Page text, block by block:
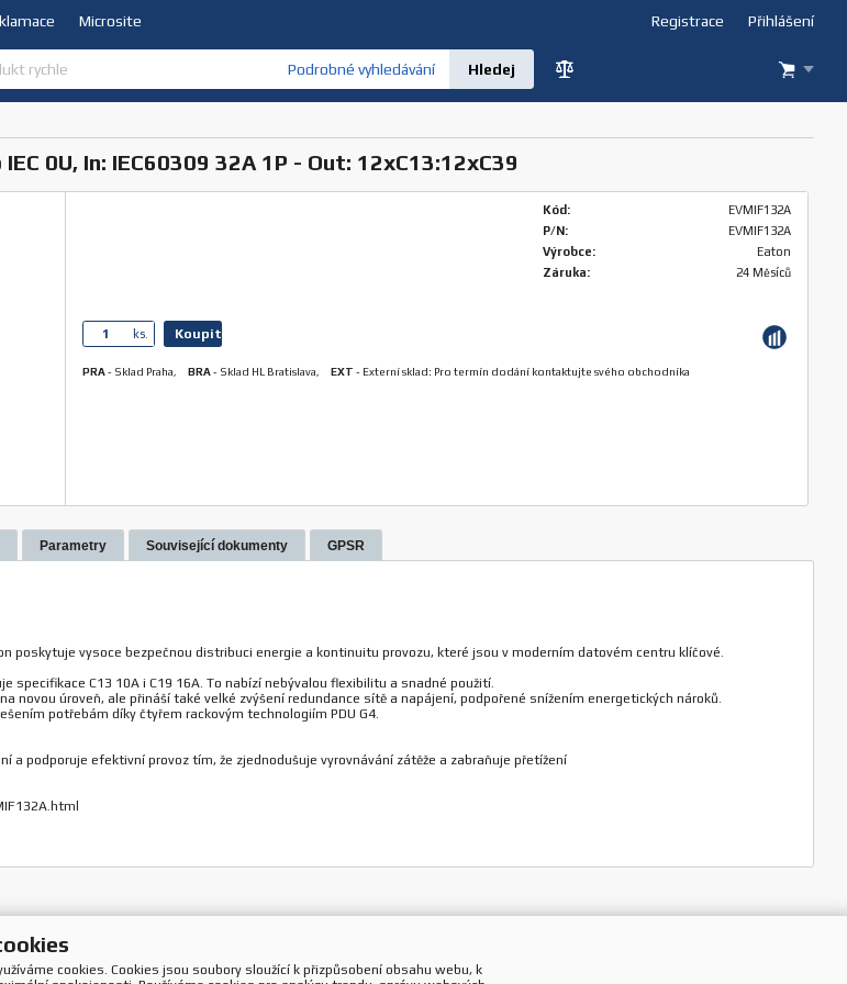
Microsite Přihlášení
Registrace
Podrobné vyhledávání
0U, In: IEC60309 32A 1P - Out: 12xC13:12xC39
Kód:
EVMIF132A
P/N:
EVMIF132A
Výrobce:
Eaton
Záruka:
24 Měsíců
ks. Koupit
PRA- Sklad Praha, BRA- Sklad HL Bratislava, EXT - Externí sklad: Pro termín dodání kontaktujte svého obchodníka
Parametry Související dokumenty GPSR
poskytuje vysoce bezpečnou distribuci energie a kontinuitu provozu, které jsou v moderním datovém centru klíčové.
specifikace C13 10A i C19 16A. To nabízí nebývalou flexibilitu a snadné použití.
novou úroveň, ale přináší také velké zvýšení redundance sítě a napájení, podpořené snížením energetických nároků.
potřebám díky čtyřem rackovým technologiím PDU G4.
a podporuje efektivní provoz tím, že zjednodušuje vyrovnávání zátěže a zabraňuje přetížení
cookies. Cookies jsou soubory sloužící k přizpůsobení obsahu webu, k